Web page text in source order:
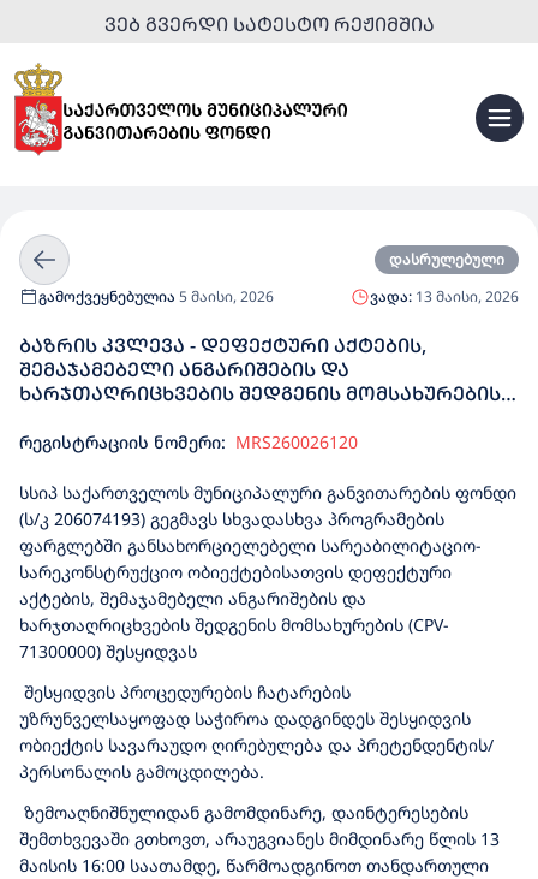
ᲕᲔᲑ ᲒᲕᲔᲠᲓᲘ ᲡᲐᲢᲔᲡᲢᲝ ᲠᲔᲟᲘᲛᲨᲘᲐ
დასრულებული
გამოქვეყნებულია 5 მაისი, 2026 ვადა: 13 მაისი, 2026
ᲑᲐᲖᲠᲘᲡ ᲙᲕᲚᲔᲕᲐ - ᲓᲔᲤᲔᲥᲢᲣᲠᲘ ᲐᲥᲢᲔᲑᲘᲡ,
ᲨᲔᲛᲐᲯᲐᲛᲔᲑᲔᲚᲘ ᲐᲜᲒᲐᲠᲘᲨᲔᲑᲘᲡ ᲓᲐ
ᲮᲐᲠᲯᲗᲐᲦᲠᲘᲪᲮᲕᲔᲑᲘᲡ ᲨᲔᲓᲒᲔᲜᲘᲡ ᲛᲝᲛᲡᲐᲮᲣᲠᲔᲑᲘᲡ
რეგისტრაციის ნომერი: MRS260026120
სსიპ საქართველოს მუნიციპალური განვითარების ფონდი
(ს/კ 206074193) გეგმავს სხვადასხვა პროგრამების
ფარგლებში განსახორციელებელი სარეაბილიტაციო-
სარეკონსტრუქციო ობიექტებისათვის დეფექტური
აქტების, შემაჯამებელი ანგარიშების და
ხარჯთაღრიცხვების შედგენის მომსახურების (CPV-
71300000) შესყიდვას
შესყიდვის პროცედურების ჩატარების
უზრუნველსაყოფად საჭიროა დადგინდეს შესყიდვის
ობიექტის სავარაუდო ღირებულება და პრეტენდენტის/
პერსონალის გამოცდილება.
ზემოაღნიშნულიდან გამომდინარე, დაინტერესების
შემთხვევაში გთხოვთ, არაუგვიანეს მიმდინარე წლის 13
მაისის 16:00 საათამდე, წარმოადგინოთ თანდართული